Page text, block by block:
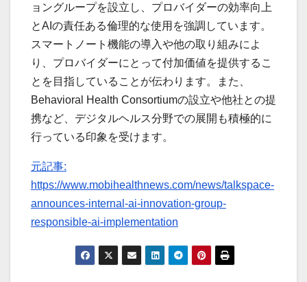
ョングループを設立し、プロバイダーの効率向上
とAIの責任ある倫理的な使用を強調しています。
スマートノート機能の導入や他の取り組みによ
り、プロバイダーにとって付加価値を提供するこ
とを目指していることが伝わります。また、
Behavioral Health Consortiumの設立や他社との提
携など、デジタルヘルス分野での展開も積極的に
行っている印象を受けます。
元記事:
https://www.mobihealthnews.com/news/talkspace-
announces-internal-ai-innovation-group-
responsible-ai-implementation